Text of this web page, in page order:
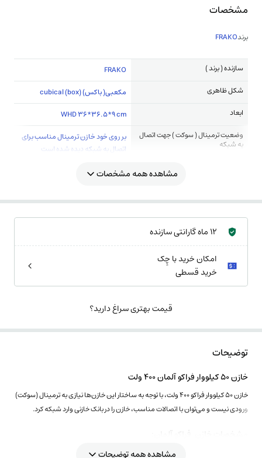
مشخصات
برندFRAKO
سازنده ( برند )
FRAKO
شکل ظاهری
مکعبی( باکس) (cubical (box
ابعاد
WHD 36*36.5*9 cm
وضعیت ترمینال ( سوکت ) جهت اتصال
به شبکه
بر روی خود خازن ترمینال مناسب برای
اتصال به شبکه دیده شده است
مشاهده همه مشخصات
12 ماه گارانتی سازنده
امکان خرید با چِک
خرید قسطی
قیمت بهتری سراغ دارید؟
توضیحات
خازن 50 کیلووار فراکو آلمان 400 ولت
خازن 50 کیلووار فراکو 400 ولت، با توجه به ساختار این خازن‌ها نیازی به ترمینال (سوکت)
ورودی نیست و می‌توان با اتصالات مناسب، خازن را در بانک خازنی وارد شبکه کرد.
مشاهده همه توضیحات